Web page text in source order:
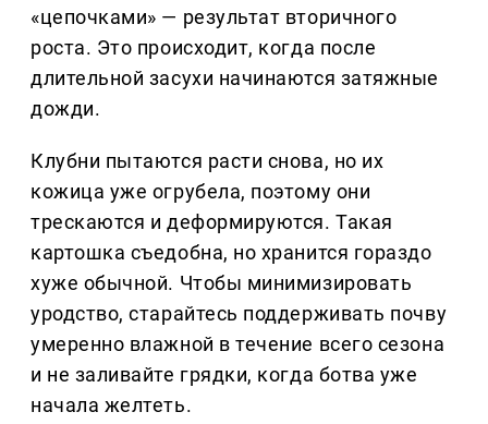
«цепочками» — результат вторичного
роста. Это происходит, когда после
длительной засухи начинаются затяжные
дожди.
Клубни пытаются расти снова, но их
кожица уже огрубела, поэтому они
трескаются и деформируются. Такая
картошка съедобна, но хранится гораздо
хуже обычной. Чтобы минимизировать
уродство, старайтесь поддерживать почву
умеренно влажной в течение всего сезона
и не заливайте грядки, когда ботва уже
начала желтеть.